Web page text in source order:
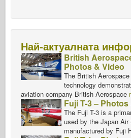
Най-актуалната
British
Photos & Video
The British
technology
aviation company British Aerospace
Fuji T-3 –
The Fuji T-3 is a
used by the Japan
manufactured by Fuji